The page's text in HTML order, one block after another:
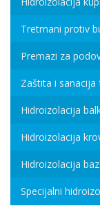
Tretmani protiv
Premazi za
Zaštita i sanacija
Hidroizolacija
Hidroizolacija
Hidroizolacija
Specijalni